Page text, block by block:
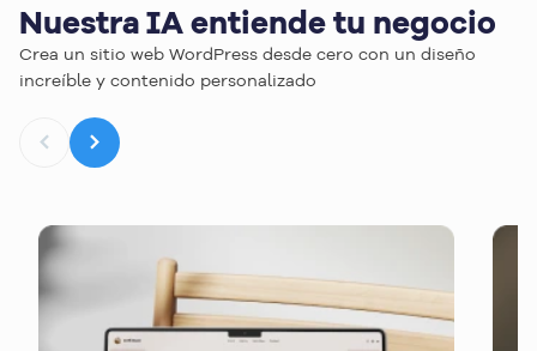
Nuestra IA entiende tu negocio
Crea un sitio web WordPress desde cero con un diseño
increíble y contenido personalizado